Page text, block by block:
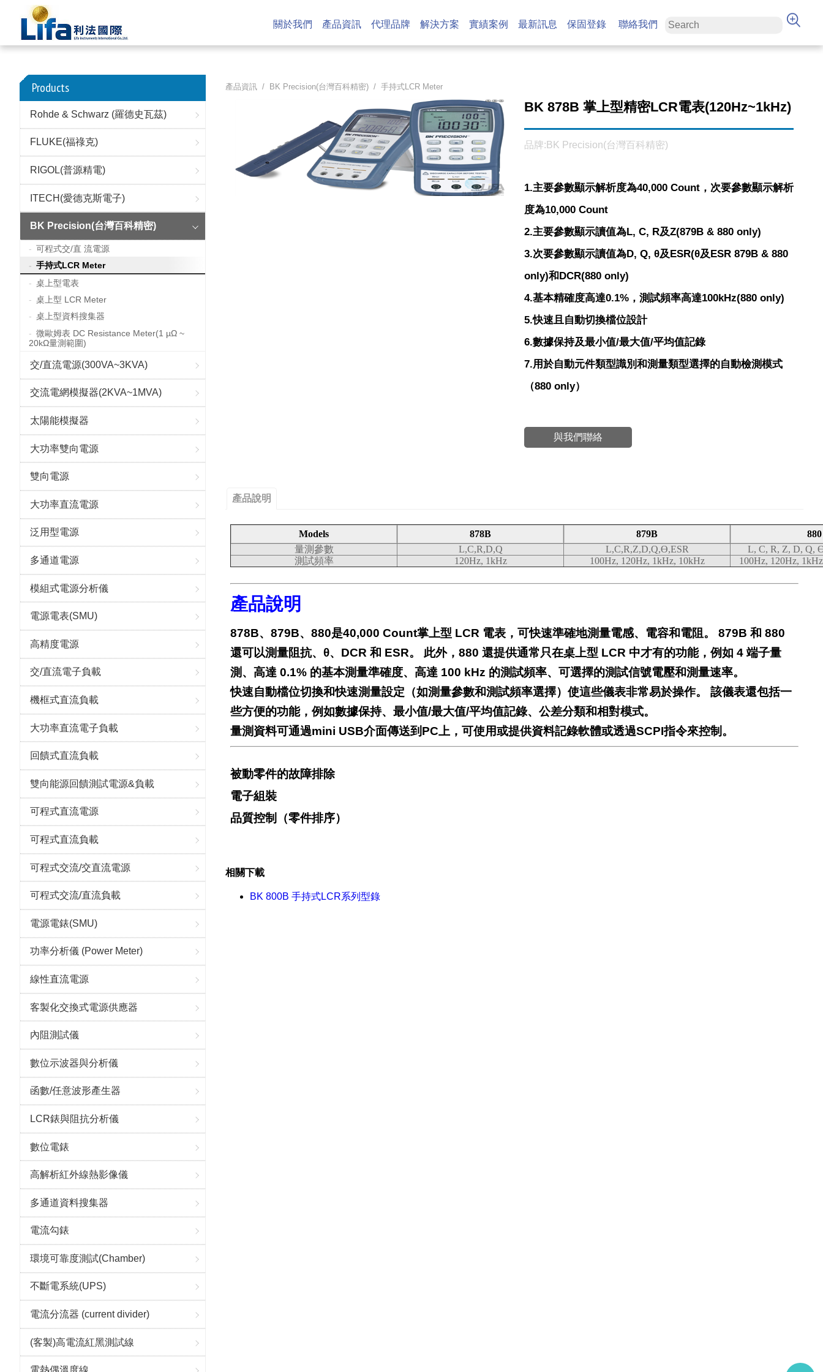
關於我們 產品資訊 代理品牌 解決方案 實績案例 最新訊息 保固登錄 聯絡我們
Products
Rohde & Schwarz (羅德史瓦茲)
FLUKE(福祿克)
RIGOL(普源精電)
ITECH(愛德克斯電子)
BK Precision(台灣百科精密)
可程式交/直 流電源
手持式LCR Meter
桌上型電表
桌上型 LCR Meter
桌上型資料搜集器
微歐姆表 DC Resistance Meter(1 µΩ ~
20kΩ量測範圍)
交/直流電源(300VA~3KVA)
交流電網模擬器(2KVA~1MVA)
太陽能模擬器
大功率雙向電源
雙向電源
大功率直流電源
泛用型電源
多通道電源
模組式電源分析儀
電源電表(SMU)
高精度電源
交/直流電子負載
機框式直流負載
大功率直流電子負載
回饋式直流負載
雙向能源回饋測試電源&負載
可程式直流電源
可程式直流負載
可程式交流/交直流電源
可程式交流/直流負載
電源電錶(SMU)
功率分析儀 (Power Meter)
線性直流電源
客製化交換式電源供應器
內阻測試儀
數位示波器與分析儀
函數/任意波形產生器
LCR錶與阻抗分析儀
數位電錶
高解析紅外線熱影像儀
多通道資料搜集器
電流勾錶
環境可靠度測試(Chamber)
不斷電系統(UPS)
電流分流器 (current divider)
(客製)高電流紅黑測試線
產品資訊 / BK Precision(台灣百科精密) / 手持式LCR Meter
BK 878B 掌上型精密LCR電表(120Hz~1kHz)
品牌:BK Precision(台灣百科精密)
1.主要參數顯示解析度為40,000 Count，次要參數顯示解析
度為10,000 Count
2.主要參數顯示讀值為L, C, R及Z(879B & 880 only)
3.次要參數顯示讀值為D, Q, θ及ESR(θ及ESR 879B & 880
only)和DCR(880 only)
4.基本精確度高達0.1%，測試頻率高達100kHz(880 only)
5.快速且自動切換檔位設計
6.數據保持及最小值/最大值/平均值記錄
7.用於自動元件類型識別和測量類型選擇的自動檢測模式
（880 only）
與我們聯絡
產品說明
Models 878B 879B
880
量測參數
L,C,R,D,Q L,C,R,Z,D,Q,Ɵ,ESR
L, C, R, Z, D, Q,
測試頻率
120Hz, 1kHz 100Hz, 120Hz, 1kHz, 10kHz 100Hz, 120Hz,
產品說明
878B、879B、880是40,000 Count掌上型 LCR 電表，可快速準確地測量電感、電容和電阻。 879B 和 880
還可以測量阻抗、θ、DCR 和 ESR。 此外，880 還提供通常只在桌上型 LCR 中才有的功能，例如 4 端子量
測、高達 0.1% 的基本測量準確度、高達 100 kHz 的測試頻率、可選擇的測試信號電壓和測量速率。
快速自動檔位切換和快速測量設定（如測量參數和測試頻率選擇）使這些儀表非常易於操作。 該儀表還包括一
些方便的功能，例如數據保持、最小值/最大值/平均值記錄、公差分類和相對模式。
量測資料可通過mini USB介面傳送到PC上，可使用或提供資料記錄軟體或透過SCPI指令來控制。
被動零件的故障排除
電子組裝
品質控制（零件排序）
相關下載
BK 800B 手持式LCR系列型錄